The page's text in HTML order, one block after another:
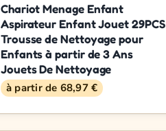
Chariot Menage Enfant
Aspirateur Enfant Jouet 29PCS
Trousse de Nettoyage pour
Enfants à partir de 3 Ans
Jouets De Nettoyage
à partir de 68,97 €